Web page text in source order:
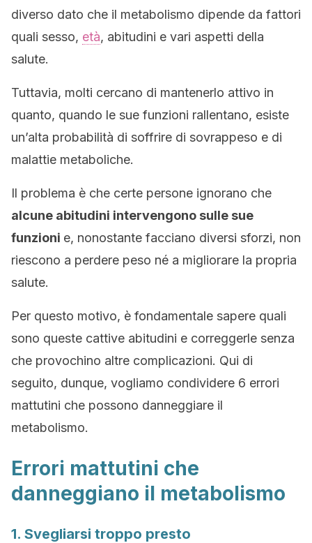
diverso dato che il metabolismo dipende da fattori
quali sesso, età, abitudini e vari aspetti della
salute.
Tuttavia, molti cercano di mantenerlo attivo in
quanto, quando le sue funzioni rallentano, esiste
un’alta probabilità di soffrire di sovrappeso e di
malattie metaboliche.
Il problema è che certe persone ignorano che
alcune abitudini intervengono sulle sue
funzioni e, nonostante facciano diversi sforzi, non
riescono a perdere peso né a migliorare la propria
salute.
Per questo motivo, è fondamentale sapere quali
sono queste cattive abitudini e correggerle senza
che provochino altre complicazioni. Qui di
seguito, dunque, vogliamo condividere 6 errori
mattutini che possono danneggiare il
metabolismo.
Errori mattutini che
danneggiano il metabolismo
1. Svegliarsi troppo presto